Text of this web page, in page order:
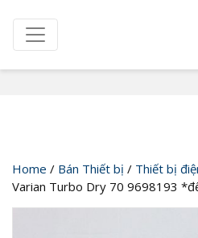
Cửa hàng
Home / Bán Thiết bị / Thiết bị
Varian Turbo Dry 70 9698193